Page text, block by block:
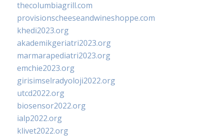
thecolumbiagrill.com
provisionscheeseandwineshoppe.com
khedi2023.org
akademikgeriatri2023.org
marmarapediatri2023.org
emchie2023.org
girisimselradyoloji2022.org
utcd2022.org
biosensor2022.org
ialp2022.org
klivet2022.org